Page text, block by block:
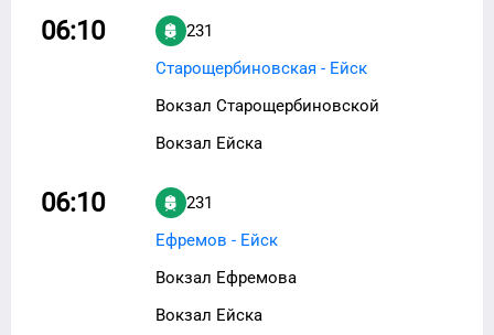
06:10
231
Старощербиновская - Ейск
Вокзал Старощербиновской
Вокзал Ейска
06:10
231
Ефремов - Ейск
Вокзал Ефремова
Вокзал Ейска